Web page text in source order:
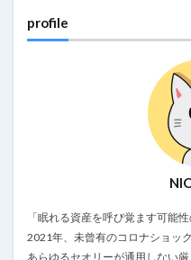
profile
「眠れる資産を呼び覚ます可能性
2021年、未曾有のコロナショッ
あらゆるセオリーが通用しない